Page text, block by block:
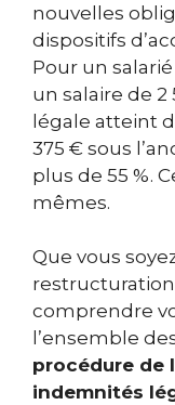
nouvelles
dispositifs
Pour un
un salaire de
légale atteint
375 € sous
plus de 55 %.
mêmes.
Que vous
comprendre
l’ensemble
procédure de
indemnités